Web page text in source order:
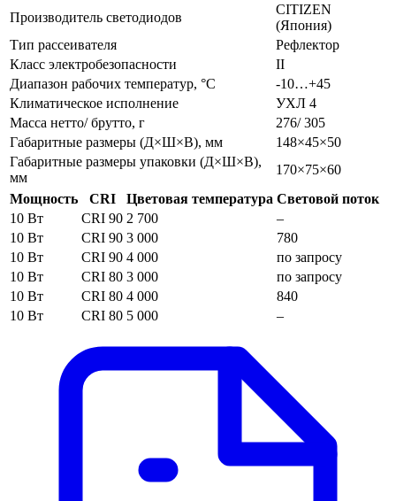
Производитель светодиодов
CITIZEN
(Япония)
Тип рассеивателя
Рефлектор
Класс электробезопасности
II
Диапазон рабочих температур, °С
-10…+45
Климатическое исполнение
УХЛ 4
Масса нетто/ брутто, г
276/ 305
Габаритные размеры (Д×Ш×В), мм
148×45×50
Габаритные размеры упаковки (Д×Ш×В),
мм
170×75×60
Мощность
CRI Цветовая температура Световой поток
10 Вт
CRI 90 2 700
–
10 Вт
CRI 90 3 000
780
10 Вт
CRI 90 4 000
по запросу
10 Вт
CRI 80 3 000
по запросу
10 Вт
CRI 80 4 000
840
10 Вт
CRI 80 5 000 –